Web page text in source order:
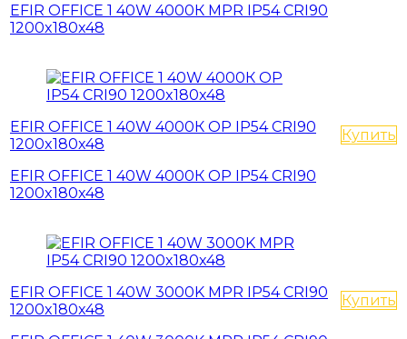
EFIR OFFICE 1 40W 4000К MPR IP54 CRI90
1200x180x48
EFIR OFFICE 1 40W 4000К OP IP54 CRI90
1200x180x48
EFIR OFFICE 1 40W 4000К OP IP54 CRI90
1200x180x48
Купить
EFIR OFFICE 1 40W 3000K MPR IP54 CRI90
1200x180x48
Купить